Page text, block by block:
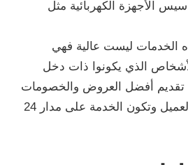
الأجهزة الكهربائية مثل
الخدمات ليست عالية فهي
الذي يكونوا ذات دخل
أفضل العروض والخصومات
المميزة لجذب العميل وتكون الخدمة على مدار 24